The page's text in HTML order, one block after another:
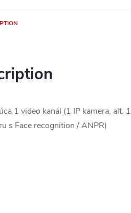
1 video kanál (1 IP kamera, alt. 1
s Face recognition / ANPR)